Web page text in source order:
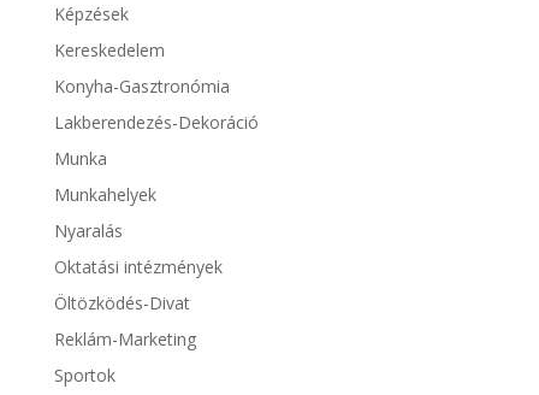
Képzések
Kereskedelem
Konyha-Gasztronómia
Lakberendezés-Dekoráció
Munka
Munkahelyek
Nyaralás
Oktatási intézmények
Öltözködés-Divat
Reklám-Marketing
Sportok